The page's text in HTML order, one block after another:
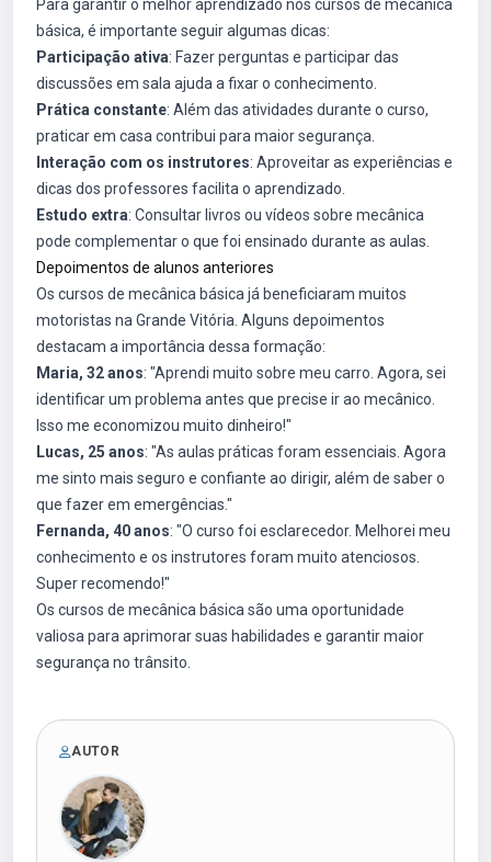
Para garantir o melhor aprendizado nos cursos de mecânica
básica, é importante seguir algumas dicas:
Participação ativa: Fazer perguntas e participar das
discussões em sala ajuda a fixar o conhecimento.
Prática constante: Além das atividades durante o curso,
praticar em casa contribui para maior segurança.
Interação com os instrutores: Aproveitar as experiências e
dicas dos professores facilita o aprendizado.
Estudo extra: Consultar livros ou vídeos sobre mecânica
pode complementar o que foi ensinado durante as aulas.
Depoimentos de alunos anteriores
Os cursos de mecânica básica já beneficiaram muitos
motoristas na Grande Vitória. Alguns depoimentos
destacam a importância dessa formação:
Maria, 32 anos: "Aprendi muito sobre meu carro. Agora, sei
identificar um problema antes que precise ir ao mecânico.
Isso me economizou muito dinheiro!"
Lucas, 25 anos: "As aulas práticas foram essenciais. Agora
me sinto mais seguro e confiante ao dirigir, além de saber o
que fazer em emergências."
Fernanda, 40 anos: "O curso foi esclarecedor. Melhorei meu
conhecimento e os instrutores foram muito atenciosos.
Super recomendo!"
Os cursos de mecânica básica são uma oportunidade
valiosa para aprimorar suas habilidades e garantir maior
segurança no trânsito.
AUTOR